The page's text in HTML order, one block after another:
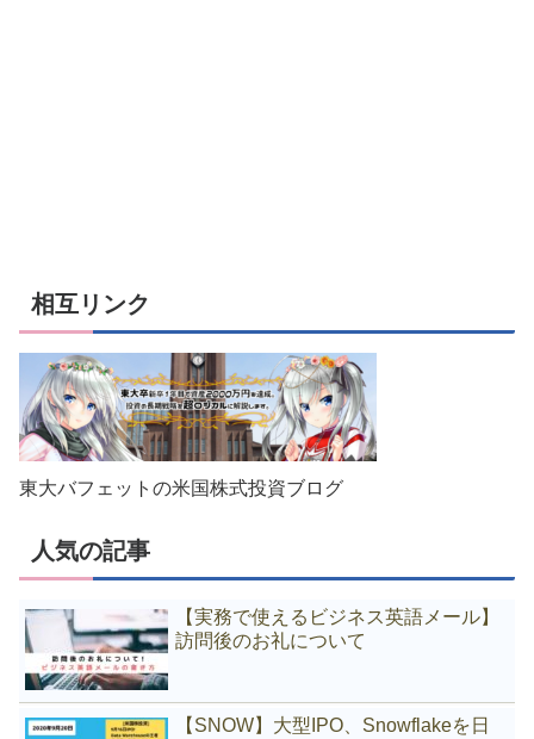
相互リンク
東大バフェットの米国株式投資ブログ
人気の記事
【実務で使えるビジネス英語メール】
訪問後のお礼について
【SNOW】大型IPO、Snowflakeを日